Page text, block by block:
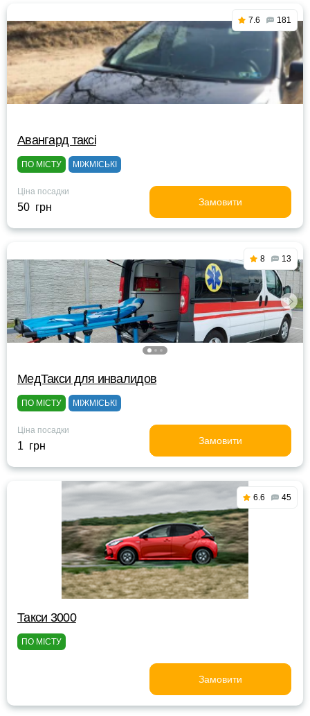
7.6 181
Авангард таксі
ПО МІСТУ МІЖМІСЬКІ
Ціна посадки
50 грн Замовити
8 13
МедТакси для инвалидов
ПО МІСТУ МІЖМІСЬКІ
Ціна посадки
1 грн Замовити
6.6 45
Такси 3000
ПО МІСТУ
Замовити